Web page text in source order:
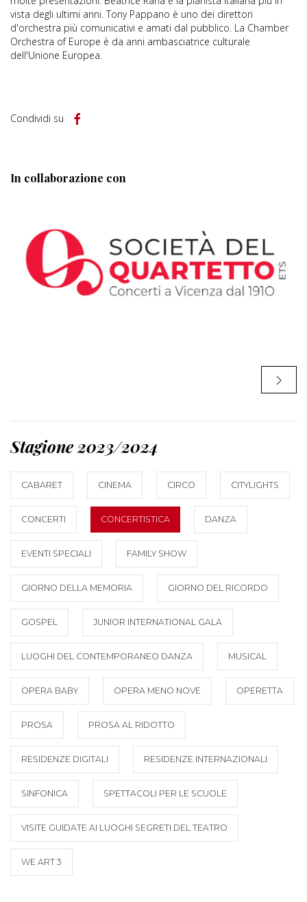
vista degli ultimi anni. Tony Pappano è uno dei direttori
d'orchestra più comunicativi e amati dal pubblico. La Chamber
Orchestra of Europe è da anni ambasciatrice culturale
dell'Unione Europea.
Condividi su
In collaborazione con
Stagione 2023/2024
CABARET CINEMA CIRCO CITYLIGHTS
CONCERTI CONCERTISTICA DANZA
EVENTI SPECIALI FAMILY SHOW
GIORNO DELLA MEMORIA GIORNO DEL RICORDO
GOSPEL JUNIOR INTERNATIONAL GALA
LUOGHI DEL CONTEMPORANEO DANZA MUSICAL
OPERA BABY OPERA MENO NOVE OPERETTA
PROSA PROSA AL RIDOTTO
RESIDENZE DIGITALI RESIDENZE INTERNAZIONALI
SINFONICA SPETTACOLI PER LE SCUOLE
VISITE GUIDATE AI LUOGHI SEGRETI DEL TEATRO
WE ART 3